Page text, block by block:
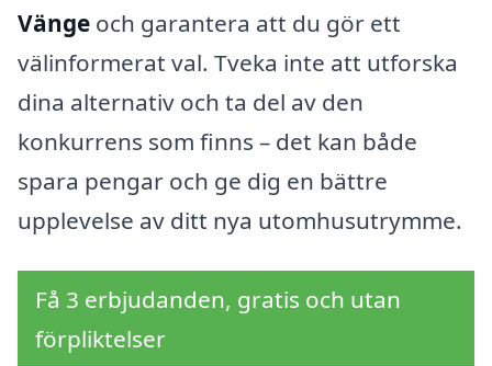
Vänge och garantera att du gör ett
välinformerat val. Tveka inte att utforska
dina alternativ och ta del av den
konkurrens som finns – det kan både
spara pengar och ge dig en bättre
upplevelse av ditt nya utomhusutrymme.
Få 3 erbjudanden, gratis och utan
förpliktelser